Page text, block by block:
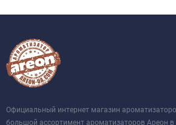
Официальный интернет магазин
большой ассортимент ароматизаторов Ареон в